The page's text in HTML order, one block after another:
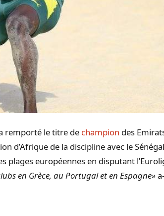
remporté le titre de champion des
d’Afrique de la discipline avec le
plages européennes en disputant
en Grèce, au Portugal et en Espagne»